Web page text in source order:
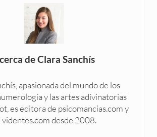
deClara Sanchís
apasionada del mundo de los
y las artes adivinatorias
es editora de psicomancias.com y
videntes.com desde 2008.